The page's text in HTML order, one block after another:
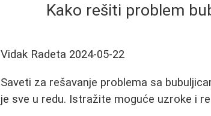
Kako rešiti problem
Vidak Radeta 2024-05-22
Saveti za rešavanje problema sa
je sve u redu. Istražite moguće uzroke i